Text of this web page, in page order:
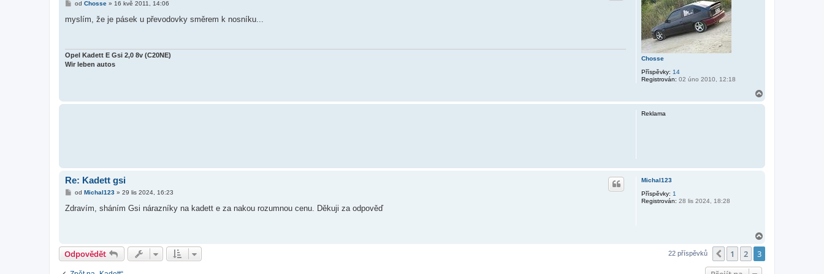
Chosse
Příspěvky: 14
Registrován: 02 úno 2010, 12:18
P
í
s
e
k
od Chosse» 16 kvě 2011, 14:06
myslím, že je pásek u převodovky směrem k nosníku...
Opel Kadett E Gsi 2,0 8v (C20NE)
Wir leben autos
Reklama
Michal123
Příspěvky: 1
Registrován: 28 lis 2024, 18:28
Re: Kadett gsi
P
í
k
od Michal123» 29 lis 2024, 16:23
Zdravím, sháním Gsi nárazníky na kadett e za nakou rozumnou cenu. Děkuji za odpověď
o
Odpovědět 22 příspěvků Předchozí
1 2 3